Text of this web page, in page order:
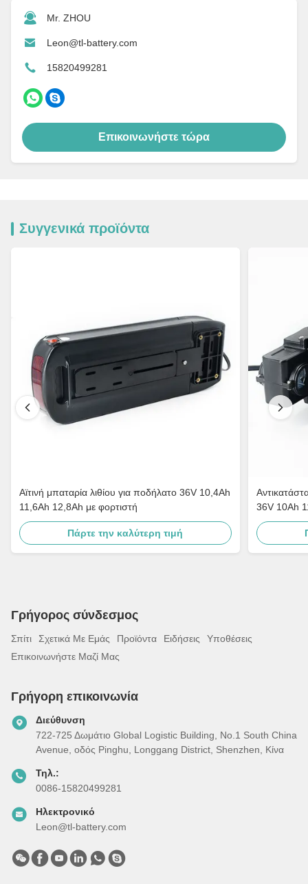
Mr. ZHOU
Leon@tl-battery.com
15820499281
Επικοινωνήστε τώρα
Συγγενικά προϊόντα
Αϊτινή μπαταρία λιθίου για ποδήλατο 36V 10,4Ah
11,6Ah 12,8Ah με φορτιστή
Πάρτε την καλύτερη τιμή
36V 10Ah
Γρήγορος σύνδεσμος
Σπίτι Σχετικά Με Εμάς Προϊόντα Ειδήσεις
Υποθέσεις
Επικοινωνήστε Μαζί Μας
Γρήγορη επικοινωνία
Διεύθυνση
722-725 Δωμάτιο Global Logistic Building, Νο.1 South China
Avenue, οδός Pinghu, Longgang District, Shenzhen, Κίνα
Τηλ.:
0086-15820499281
Ηλεκτρονικό
Leon@tl-battery.com